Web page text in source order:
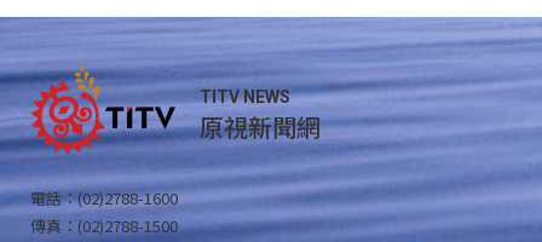
TITV NEWS
原視新聞網
電話：(02)2788-1600
傳真：(02)2788-1500